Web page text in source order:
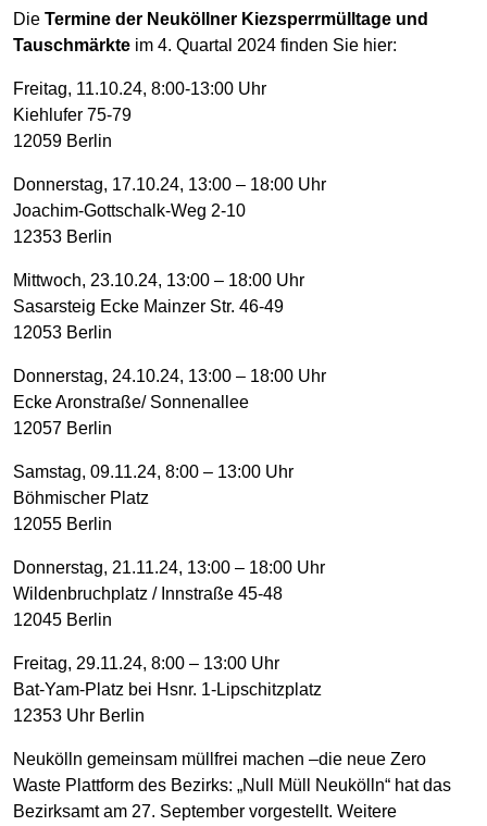
Die Termine der Neuköllner Kiezsperrmülltage und
Tauschmärkte im 4. Quartal 2024 finden Sie hier:
Freitag, 11.10.24, 8:00-13:00 Uhr
Kiehlufer 75-79
12059 Berlin
Donnerstag, 17.10.24, 13:00 – 18:00 Uhr
Joachim-Gottschalk-Weg 2-10
12353 Berlin
Mittwoch, 23.10.24, 13:00 – 18:00 Uhr
Sasarsteig Ecke Mainzer Str. 46-49
12053 Berlin
Donnerstag, 24.10.24, 13:00 – 18:00 Uhr
Ecke Aronstraße/ Sonnenallee
12057 Berlin
Samstag, 09.11.24, 8:00 – 13:00 Uhr
Böhmischer Platz
12055 Berlin
Donnerstag, 21.11.24, 13:00 – 18:00 Uhr
Wildenbruchplatz / Innstraße 45-48
12045 Berlin
Freitag, 29.11.24, 8:00 – 13:00 Uhr
Bat-Yam-Platz bei Hsnr. 1-Lipschitzplatz
12353 Uhr Berlin
Neukölln gemeinsam müllfrei machen –die neue Zero
Waste Plattform des Bezirks: „Null Müll Neukölln“ hat das
Bezirksamt am 27. September vorgestellt. Weitere